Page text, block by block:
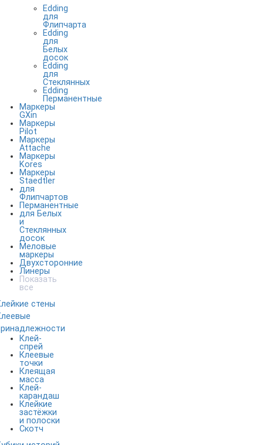
Edding
для
Флипчарта
Edding
для
Белых
досок
Edding
для
Стеклянных
Edding
Перманентные
Маркеры
GXin
Маркеры
Pilot
Маркеры
Attache
Маркеры
Kores
Маркеры
Staedtler
для
Флипчартов
Перманентные
для Белых
и
Стеклянных
досок
Меловые
маркеры
Двухсторонние
Линеры
Показать
все
стены
Клей-
спрей
Клеевые
точки
Клеящая
масса
Клей-
карандаш
Клейкие
застёжки
и полоски
Скотч